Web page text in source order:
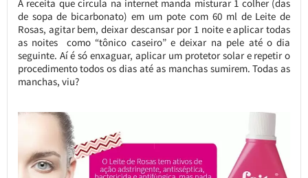
A receita que circula na internet manda misturar 1 colher (das
de sopa de bicarbonato) em um pote com 60 ml de Leite de
Rosas, agitar bem, deixar descansar por 1 noite e aplicar todas
as noites como “tônico caseiro” e deixar na pele até o dia
seguinte. Aí é só enxaguar, aplicar um protetor solar e repetir o
procedimento todos os dias até as manchas sumirem. Todas as
manchas, viu?